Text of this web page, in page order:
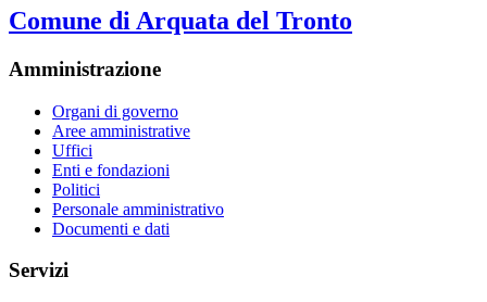
Comune di Arquata del Tronto
Amministrazione
Organi di governo
Aree amministrative
Uffici
Enti e fondazioni
Politici
Personale amministrativo
Documenti e dati
Servizi